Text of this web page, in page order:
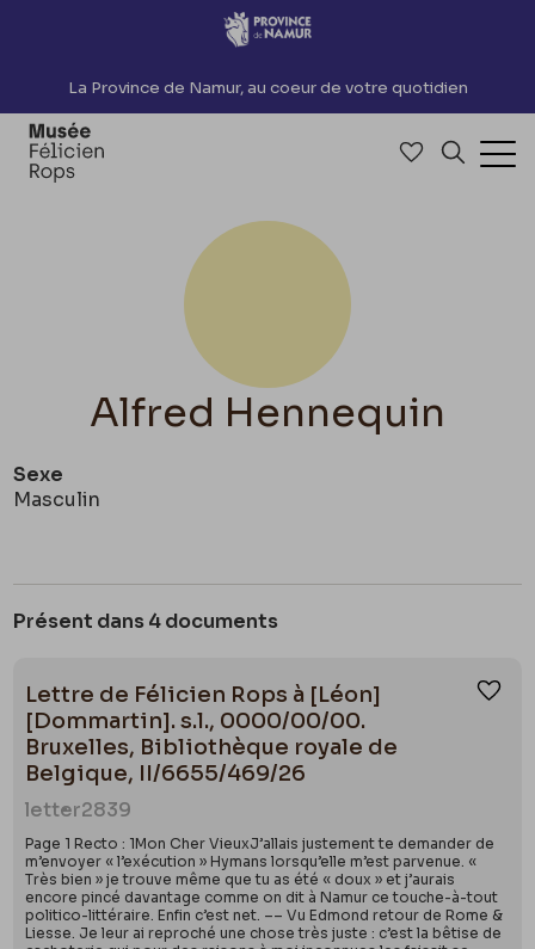
Accèder directement au contenu
La Province de Namur, au coeur de votre quotidien
Accéder à
Alfred Hennequin
Sexe
Masculin
Présent dans 4 documents
Lettre de Félicien Rops à [Léon]
[Dommartin]. s.l., 0000/00/00.
Bruxelles, Bibliothèque royale de
Belgique, II/6655/469/26
letter2839
Page 1 Recto : 1Mon Cher VieuxJ’allais justement te demander de
m’envoyer « l’exécution » Hymans lorsqu’elle m’est parvenue. «
Très bien » je trouve même que tu as été « doux » et j’aurais
encore pincé davantage comme on dit à Namur ce touche-à-tout
politico-littéraire. Enfin c’est net. –– Vu Edmond retour de Rome &
Liesse. Je leur ai reproché une chose très juste : c’est la bêtise de